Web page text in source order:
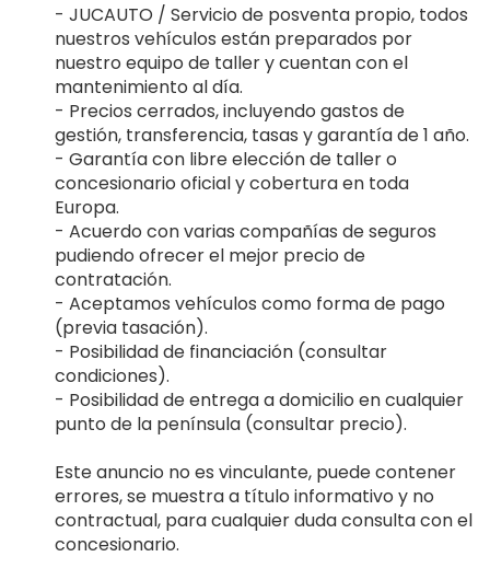
- JUCAUTO / Servicio de posventa propio, todos
nuestros vehículos están preparados por
nuestro equipo de taller y cuentan con el
mantenimiento al día.
- Precios cerrados, incluyendo gastos de
gestión, transferencia, tasas y garantía de 1 año.
- Garantía con libre elección de taller o
concesionario oficial y cobertura en toda
Europa.
- Acuerdo con varias compañías de seguros
pudiendo ofrecer el mejor precio de
contratación.
- Aceptamos vehículos como forma de pago
(previa tasación).
- Posibilidad de financiación (consultar
condiciones).
- Posibilidad de entrega a domicilio en cualquier
punto de la península (consultar precio).
Este anuncio no es vinculante, puede contener
errores, se muestra a título informativo y no
contractual, para cualquier duda consulta con el
concesionario.